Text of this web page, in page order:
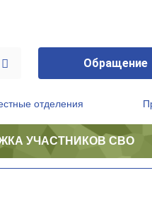
Обращение
отделения
УЧАСТНИКОВ СВО